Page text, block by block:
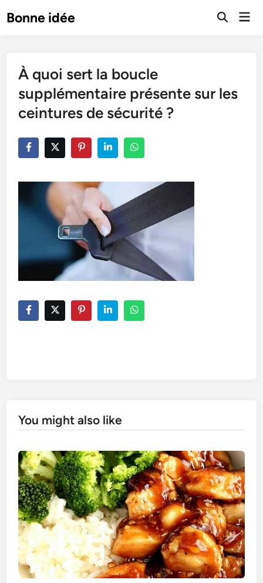
toBonne idée
Open
À quoi sert la boucle
supplémentaire présente sur les
ceintures de sécurité ?
You might also like